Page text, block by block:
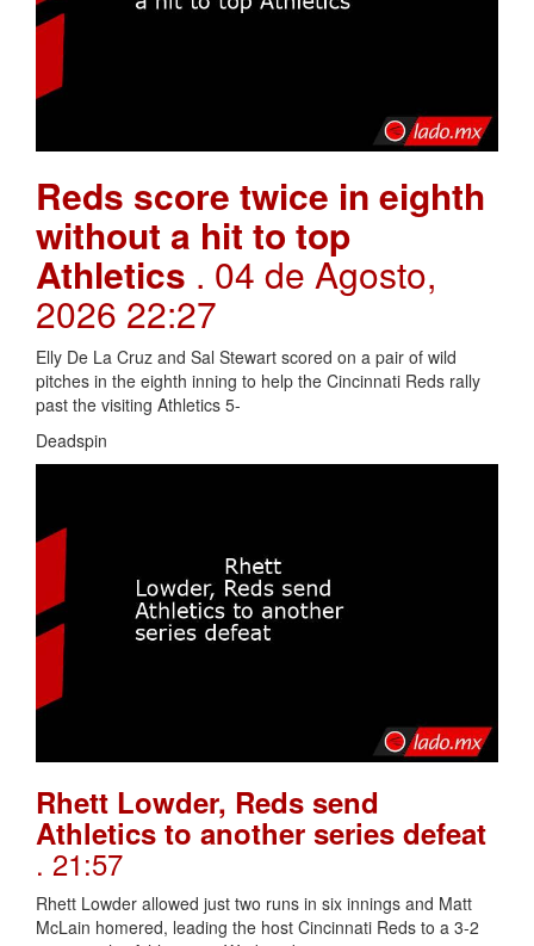
Reds score twice in eighth
without a hit to top
Athletics . 04 de Agosto,
2026 22:27
Elly De La Cruz and Sal Stewart scored on a pair of wild
pitches in the eighth inning to help the Cincinnati Reds rally
past the visiting Athletics 5-
Deadspin
Rhett Lowder, Reds send
Athletics to another series defeat
. 21:57
Rhett Lowder allowed just two runs in six innings and Matt
McLain homered, leading the host Cincinnati Reds to a 3-2